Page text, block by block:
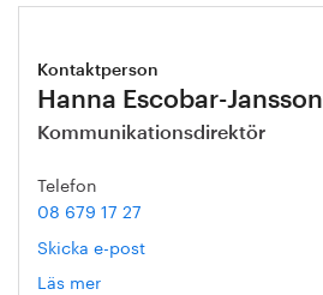
Kontaktperson
Hanna Escobar-Jansson
Kommunikationsdirektör
Telefon
08 679 17 27
Skicka e-post
Läs mer